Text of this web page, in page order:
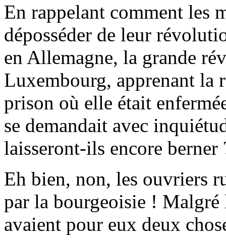
En rappelant comment les
déposséder de leur
en Allemagne, la grande
Luxembourg, apprenant la
prison où elle était
se demandait avec
laisseront-ils encore berner
Eh bien, non, les ouvriers
par la bourgeoisie !
avaient pour eux deux